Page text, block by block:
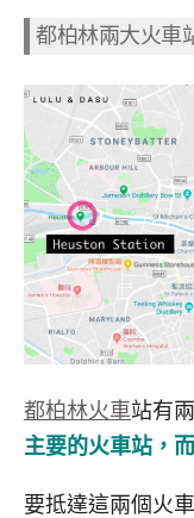
都柏林兩大火車
都柏林火車站有
主要的火車站，
要抵達這兩個火